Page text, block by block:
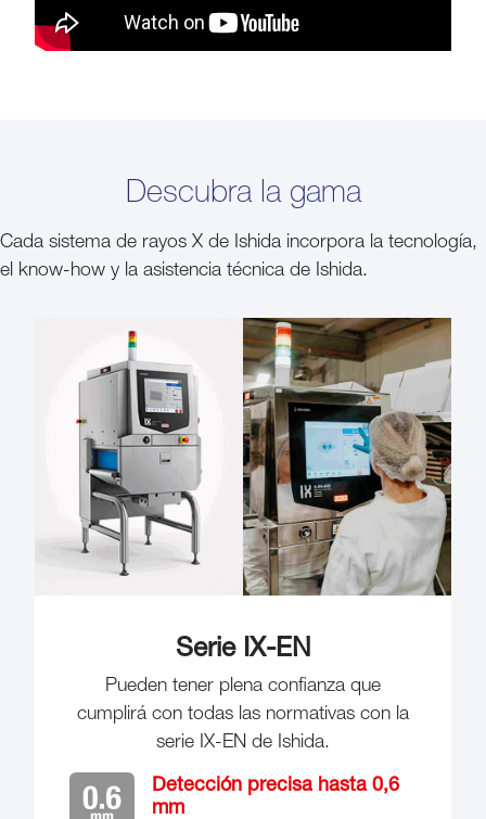
Descubra la gama
Cada sistema de rayos X de Ishida incorpora la tecnología,
el know-how y la asistencia técnica de Ishida.
Serie IX-EN
Pueden tener plena confianza que
cumplirá con todas las normativas con la
serie IX-EN de Ishida.
Detección precisa hasta 0,6
mm